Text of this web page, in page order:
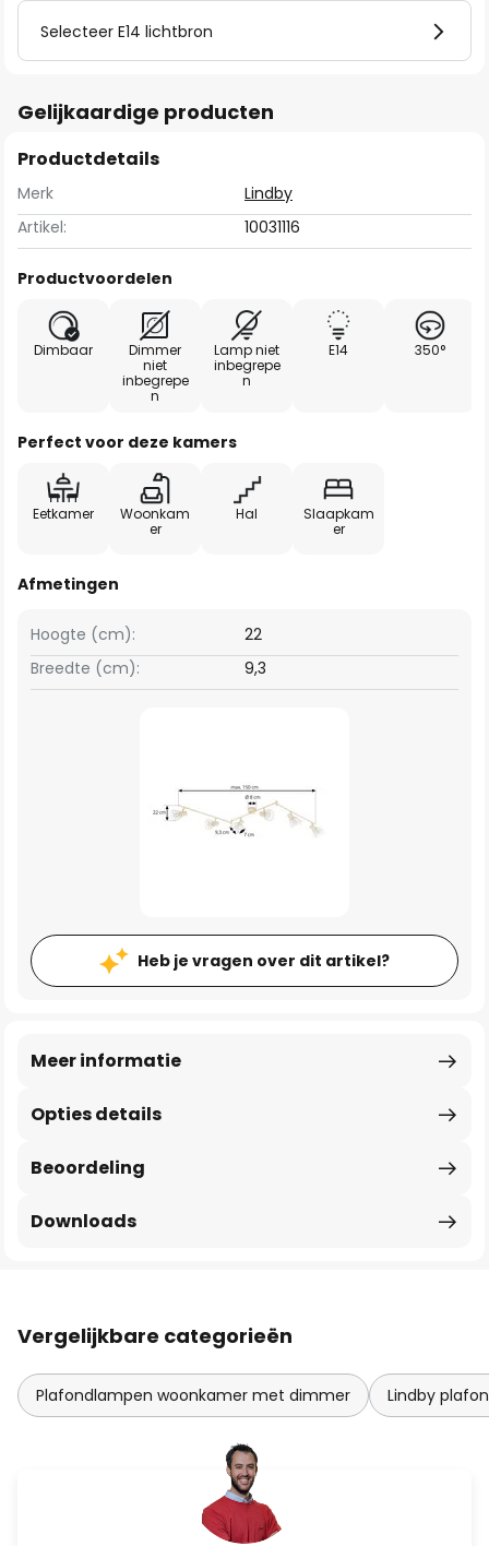
Selecteer E14 lichtbron
Gelijkaardige producten
Productdetails
Merk
Lindby
Artikel:
10031116
Productvoordelen
Dimbaar
Dimmer
niet
inbegrepe
n
Lamp niet
inbegrepe
n
E14 350°
Perfect voor deze kamers
Eetkamer
Woonkam
er
Hal
Slaapkam
er
Afmetingen
Breedte (cm): 9,3
Hoogte (cm): 22
Heb je vragen over dit artikel?
Opties details
Meer informatie
Beoordeling
Downloads
Vergelijkbare categorieën
Plafondlampen woonkamer met dimmer Lindby